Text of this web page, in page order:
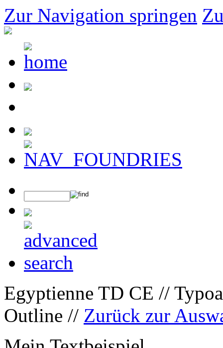
Zur Navigation springen
Egyptienne TD CE //
Outline // Zurück zur